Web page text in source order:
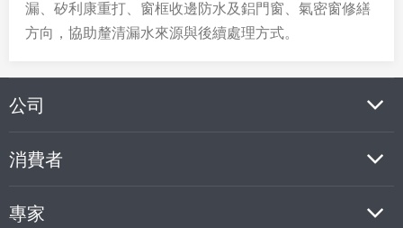
漏、矽利康重打、窗框收邊防水及鋁門窗、氣密窗修繕
方向，協助釐清漏水來源與後續處理方式。
公司
消費者
專家